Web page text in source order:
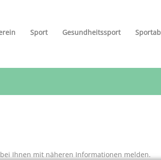
Sport Gesundheitssport
Ihnen mit näheren Informationen melden.